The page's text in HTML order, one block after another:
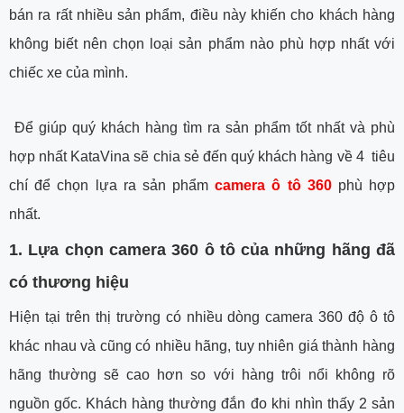
bán ra rất nhiều sản phẩm, điều này khiến cho khách hàng
không biết nên chọn loại sản phẩm nào phù hợp nhất với
chiếc xe của mình.
Để giúp quý khách hàng tìm ra sản phẩm tốt nhất và phù
hợp nhất KataVina sẽ chia sẻ đến quý khách hàng về 4 tiêu
chí để chọn lựa ra sản phẩmcamera ô tô 360phù hợp
nhất.
1. Lựa chọn camera 360 ô tô của những hãng đã
có thương hiệu
Hiện tại trên thị trường có nhiều dòng camera 360 độ ô tô
khác nhau và cũng có nhiều hãng, tuy nhiên giá thành hàng
hãng thường sẽ cao hơn so với hàng trôi nổi không rõ
nguồn gốc. Khách hàng thường đắn đo khi nhìn thấy 2 sản